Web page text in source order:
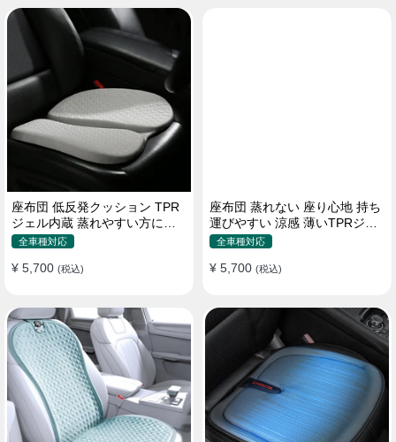
座布団 低反発クッション TPR
ジェル内蔵 蒸れやすい方にお
勧め おしり 熱い
全車種対応
¥ 5,700 (税込)
座布団 蒸れない 座り心地 持ち
運びやすい 涼感 薄いTPRジェ
ル内蔵 多用途
全車種対応
¥ 5,700 (税込)